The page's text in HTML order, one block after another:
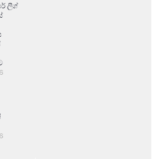
ලීග්